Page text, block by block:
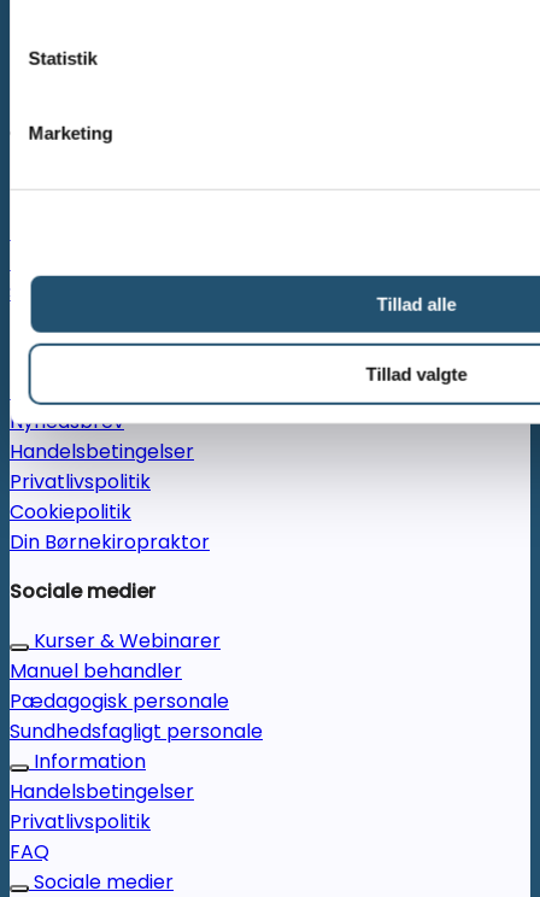
Statistik
Marketing
Tillad alle
Tillad valgte
CVR: 40822976
Kurser & workshops
Sundhedsfagligt personale
Informationer & links
FAQ
Nyhedsbrev
Handelsbetingelser
Privatlivspolitik
Cookiepolitik
Din Børnekiropraktor
Sociale medier
Kurser & Webinarer
Manuel behandler
Pædagogisk personale
Sundhedsfagligt personale
Information
Handelsbetingelser
Privatlivspolitik
FAQ
Sociale medier